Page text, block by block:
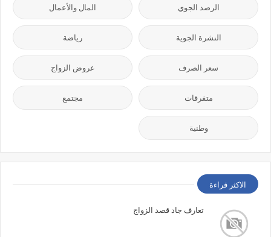
الرصد الجوي المال والأعمال
النشرة الجوية رياضة
سعر الصرف عروض الزواج
متفرقات مجتمع
وطنية
الاكثر قراءة
تعارف جاد قصد الزواج